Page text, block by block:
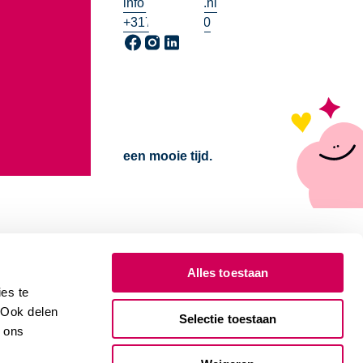
te
delen
Alles toestaan
Selectie toestaan
info@2samen.nl
+31703385500
Ga naar onze Facebook pagina, opent in
Ga naar onze Instagram pagina,
Ga naar onze LinkedIn pagina,
een mooie tijd.